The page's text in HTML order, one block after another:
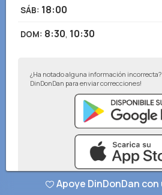
SÁB: 18:00
DOM: 8:30, 10:30
¿Ha notado alguna información incorrecta?
DinDonDan para enviar correcciones!
Apoye DinDonDan